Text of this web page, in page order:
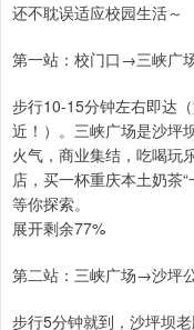
还不耽误适应校园生活～
第一站：校门口→三峡广
步行10-15分钟左右即达
近！）。三峡广场是沙坪
火气，商业集结，吃喝玩
店，买一杯重庆本土奶茶
等你探索。
展开剩余77%
第二站：三峡广场→沙坪
步行5分钟就到，沙坪坝